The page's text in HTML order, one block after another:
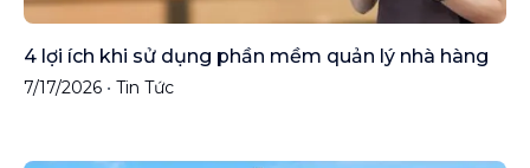
4 lợi ích khi sử dụng phần mềm quản lý nhà hàng
7/17/2026 • Tin Tức